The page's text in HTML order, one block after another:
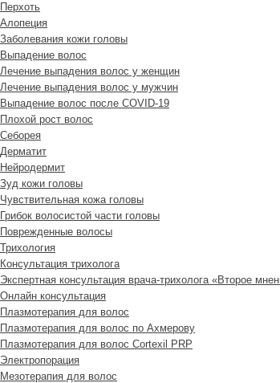
Перхоть
Алопеция
Заболевания кожи головы
Выпадение волос
Лечение выпадения волос у женщин
Лечение выпадения волос у мужчин
Выпадение волос после COVID-19
Плохой рост волос
Cеборея
Дерматит
Нейродермит
Зуд кожи головы
Чувствительная кожа головы
Грибок волосистой части головы
Поврежденные волосы
Трихология
Консультация трихолога
Экспертная консультация врача-трихолога «Второе
Онлайн консультация
Плазмотерапия для волос
Плазмотерапия для волос по Ахмерову
Плазмотерапия для волос Cortexil PRP
Электропорация
Мезотерапия для волос